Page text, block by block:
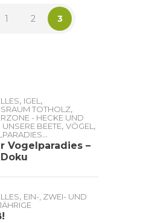
1 2 3
, IGEL ,
TOTHOLZ,
- HECKE UND
UNSERE BEETE, VÖGEL ,
...
Vogelparadies –
, EIN-, ZWEI- UND